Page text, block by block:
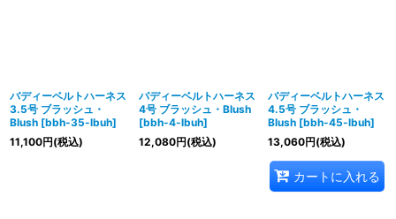
バディーベルトハーネス
3.5号 ブラッシュ・
Blush [bbh-35-lbuh]
11,100円(税込)
バディーベルトハーネス
4号 ブラッシュ・Blush
[bbh-4-lbuh]
12,080円(税込)
バディーベルトハーネス
4.5号 ブラッシュ・
Blush [bbh-45-lbuh]
13,060円(税込)
カートに入れる